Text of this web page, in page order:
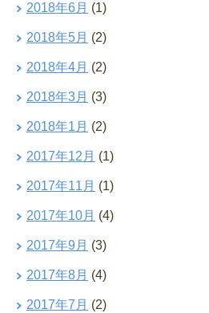
2018年6月 (1)
2018年5月 (2)
2018年4月 (2)
2018年3月 (3)
2018年1月 (2)
2017年12月 (1)
2017年11月 (1)
2017年10月 (4)
2017年9月 (3)
2017年8月 (4)
2017年7月 (2)